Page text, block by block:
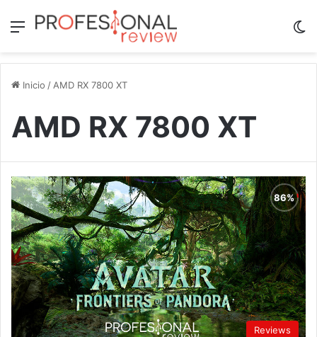
Menú
Inicio /AMD RX 7800 XT
AMD RX 7800 XT
Reviews